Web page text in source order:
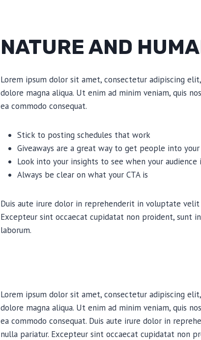
NATURE AND
Lorem ipsum dolor sit amet, consectetur adipiscing
dolore magna aliqua. Ut enim ad minim veniam, quis
ea commodo consequat.
Stick to posting schedules that work
Giveaways are a great way to get people into
Look into your insights to see when your audience
Always be clear on what your CTA is
Duis aute irure dolor in reprehenderit in voluptate
Excepteur sint occaecat cupidatat non proident, sunt
laborum.
Lorem ipsum dolor sit amet, consectetur adipiscing
dolore magna aliqua. Ut enim ad minim veniam, quis
ea commodo consequat. Duis aute irure dolor in
nulla pariatur. Excepteur sint occaecat cupidatat non